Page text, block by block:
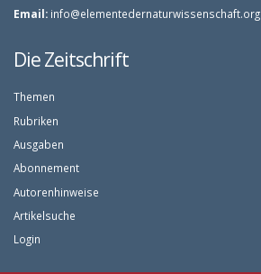
Email: info@elementedernaturwissenschaft.org
Die Zeitschrift
Themen
Rubriken
Ausgaben
Abonnement
Autorenhinweise
Artikelsuche
Login